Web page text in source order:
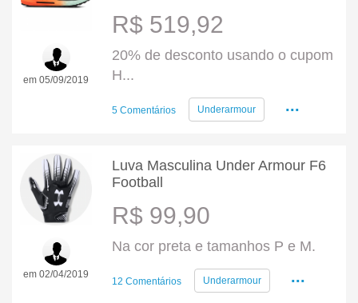
em 05/09/2019
R$ 519,92
20% de desconto usando o cupom
H...
5 Comentários Underarmour ...
em 02/04/2019
Luva Masculina Under Armour F6
Football
R$ 99,90
Na cor preta e tamanhos P e M.
12 Comentários Underarmour ...